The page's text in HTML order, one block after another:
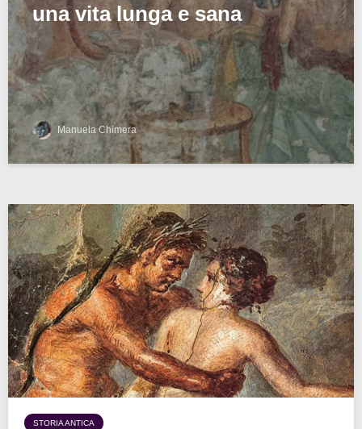
una vita lunga e sana
Manuela Chimera
STORIA ANTICA